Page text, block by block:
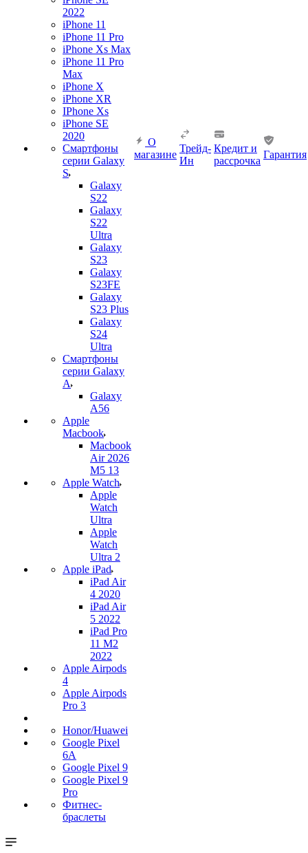
2022
iPhone 11
iPhone 11 Pro
iPhone Xs Max
iPhone 11 Pro
Max
iPhone X
iPhone XR
IPhone Xs
iPhone SE
2020
Смартфоны
серии Galaxy
S
Galaxy
S22
Galaxy
S22
Ultra
Galaxy
S23
Galaxy
S23FE
Galaxy
S23 Plus
Galaxy
S24
Ultra
Смартфоны
серии Galaxy
A
Galaxy
A56
Apple
Macbook
Macbook
Air 2026
M5 13
Apple Watch
Apple
Watch
Ultra
Apple
Watch
Ultra 2
Apple iPad
iPad Air
4 2020
iPad Air
5 2022
iPad Pro
11 M2
2022
Apple Airpods
4
Apple Airpods
Pro 3
Honor/Huawei
Google Pixel
6A
Google Pixel 9
Google Pixel 9
Pro
Фитнес-
браслеты
О
магазине
Трейд-
Ин
Кредит и
рассрочка
Гарантия